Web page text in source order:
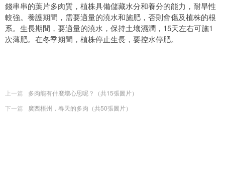
錢串串的葉片多肉質，植株具備儲藏水分和養分的能力，耐旱性
較強。養護期間，需要適量的澆水和施肥，否則會傷及植株的根
系。生長期間，要適量的澆水，保持土壤濕潤，15天左右可施1
次薄肥。在冬季期間，植株停止生長，要控水停肥。
上一篇
多肉能有什麼壞心思呢？（共15張圖片）
下一篇
廣西梧州，春天的多肉（共50張圖片）